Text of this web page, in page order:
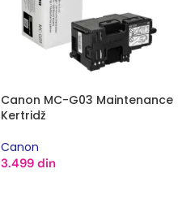
Canon MC-G03 Maintenance
Kertridž
Canon
3.499 din